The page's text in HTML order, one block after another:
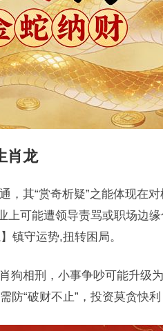
肖龙
，其“赏奇析疑”之能体现在
上可能遭领导责骂或职场边
镇守运势,扭转困局。
狗相刑，小事争吵可能升级
防“破财不止”，投资莫贪快